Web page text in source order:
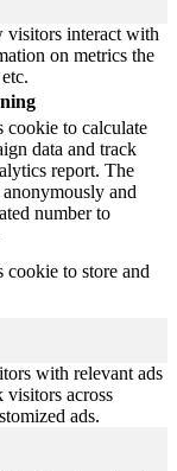
visitors interact with
on metrics the
cookie to calculate
data and track
report. The
and
number to
cookie to store and
with relevant ads
visitors across
ads.